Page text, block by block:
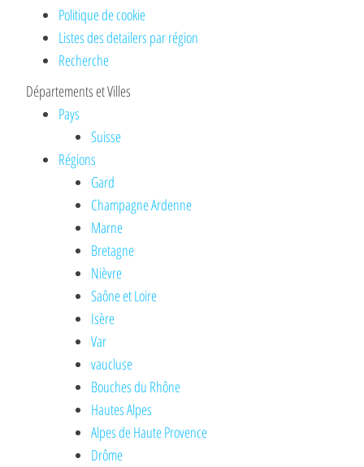
Politique de cookie
Listes des detailers par région
Recherche
Départements et Villes
Pays
Suisse
Régions
Gard
Champagne Ardenne
Marne
Bretagne
Nièvre
Saône et Loire
Isère
Var
vaucluse
Bouches du Rhône
Hautes Alpes
Alpes de Haute Provence
Drôme